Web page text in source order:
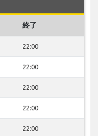
終了
22:00
22:00
22:00
22:00
22:00